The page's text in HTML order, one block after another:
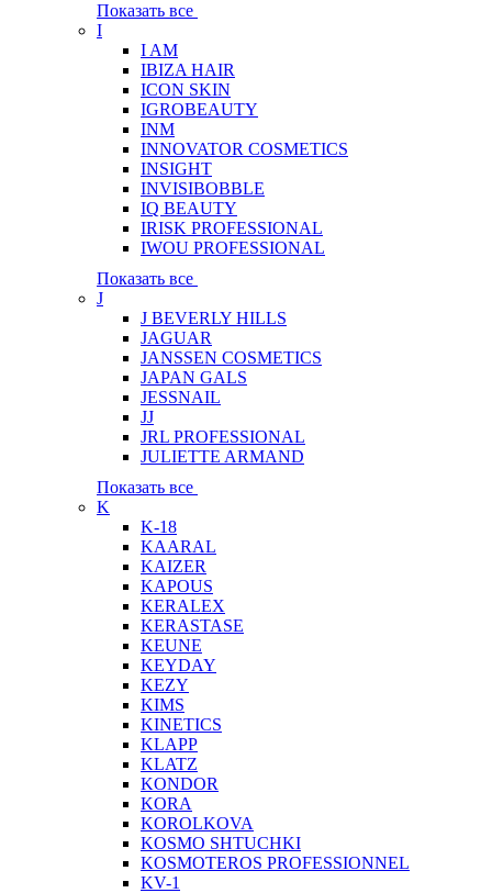
Показать все
I
I AM
IBIZA HAIR
ICON SKIN
IGROBEAUTY
INM
INNOVATOR COSMETICS
INSIGHT
INVISIBOBBLE
IQ BEAUTY
IRISK PROFESSIONAL
IWOU PROFESSIONAL
Показать все
J
J BEVERLY HILLS
JAGUAR
JANSSEN COSMETICS
JAPAN GALS
JESSNAIL
JJ
JRL PROFESSIONAL
JULIETTE ARMAND
Показать все
K
K-18
KAARAL
KAIZER
KAPOUS
KERALEX
KERASTASE
KEUNE
KEYDAY
KEZY
KIMS
KINETICS
KLAPP
KLATZ
KONDOR
KORA
KOROLKOVA
KOSMO SHTUCHKI
KOSMOTEROS PROFESSIONNEL
KV-1